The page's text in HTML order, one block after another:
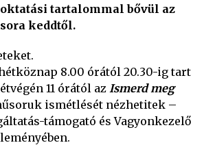
tartalommal bővül az
keddtől.
8.00 órától 20.30-ig tart
11 órától az Ismerd meg
ismétlését nézhetitek –
támogató és Vagyonkezelő